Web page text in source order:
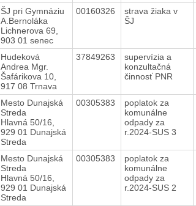
ŠJ pri Gymnáziu
A.Bernoláka
Lichnerova 69,
903 01 senec
00160326
strava žiaka v
ŠJ
Hudeková
Andrea Mgr.
Šafárikova 10,
917 08 Trnava
37849263
supervízia a
konzultačná
činnosť PNR
Mesto Dunajská
Streda
Hlavná 50/16,
929 01 Dunajská
Streda
00305383
poplatok za
komunálne
odpady za
r.2024-SUS 3
Mesto Dunajská
Streda
Hlavná 50/16,
929 01 Dunajská
Streda
00305383
poplatok za
komunálne
odpady za
r.2024-SUS 2